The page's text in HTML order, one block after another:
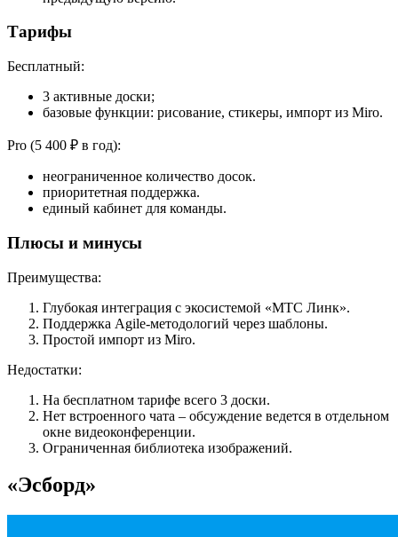
Тарифы
Бесплатный:
3 активные доски;
базовые функции: рисование, стикеры, импорт из Miro.
Pro (5 400 ₽ в год):
неограниченное количество досок.
приоритетная поддержка.
единый кабинет для команды.
Плюсы и минусы
Преимущества:
Глубокая интеграция с экосистемой «МТС Линк».
Поддержка Agile-методологий через шаблоны.
Простой импорт из Miro.
Недостатки:
На бесплатном тарифе всего 3 доски.
Нет встроенного чата – обсуждение ведется в отдельном
окне видеоконференции.
Ограниченная библиотека изображений.
«Эсборд»